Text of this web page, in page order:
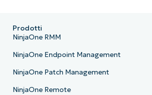
Prodotti
NinjaOne RMM
NinjaOne Endpoint Management
NinjaOne Patch Management
NinjaOne Remote